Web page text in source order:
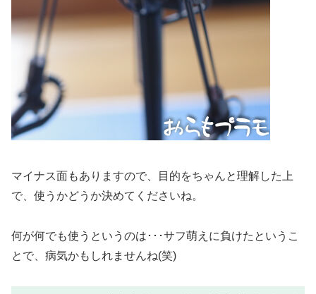
マイナス面もありますので、目的をちゃんと理解した上
で、使うかどうか決めてくださいね。
何が何でも使うというのは･･･サフ萌えに負けたというこ
とで、病気かもしれませんね(笑)